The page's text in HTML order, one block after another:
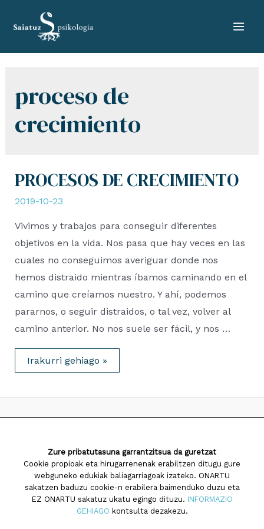
proceso de
crecimiento
PROCESOS DE CRECIMIENTO
2019-10-23
Vivimos y trabajos para conseguir diferentes
objetivos en la vida. Nos pasa que hay veces en las
cuales no conseguimos averiguar donde nos
hemos distraido mientras íbamos caminando en el
camino que creíamos nuestro. Y ahí, podemos
pararnos, o seguir distraidos, o tal vez, volver al
camino anterior. No nos suele ser fácil, y nos …
PROCESOS
DE
CRECIMIENTO
Irakurri gehiago »
Diseinua eta garapena:TaPuntu
Zure pribatutasuna garrantzitsua da guretzat
Cookie propioak eta hirugarrenenak erabiltzen ditugu gure
webguneko edukiak baliagarriagoak izateko. ONARTU
sakatzen baduzu cookie-n erabilera baimenduko duzu eta
EZ ONARTU sakatuz ukatu egingo dituzu. INFORMAZIO
GEHIAGO kontsulta dezakezu.